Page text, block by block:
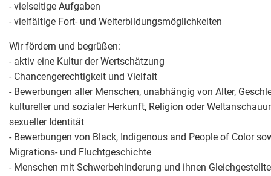
- vielseitige Aufgaben
- vielfältige Fort- und Weiterbildungsmöglichkeiten
Wir fördern und begrüßen:
- aktiv eine Kultur der Wertschätzung
- Chancengerechtigkeit und Vielfalt
- Bewerbungen aller Menschen, unabhängig von Alter,
kultureller und sozialer Herkunft, Religion oder
sexueller Identität
- Bewerbungen von Black, Indigenous and People of Color
Migrations- und Fluchtgeschichte
- Menschen mit Schwerbehinderung und ihnen